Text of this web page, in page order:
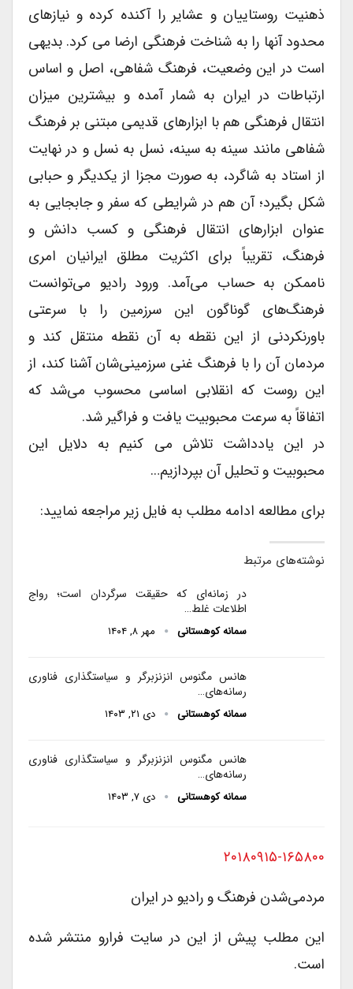
ذهنیت روستاییان و عشایر را آکنده کرده و نیازهای
محدود آنها را به شناخت فرهنگی ارضا می کرد. بدیهی
است در این وضعیت، فرهنگ شفاهی، اصل و اساس
ارتباطات در ایران به شمار آمده و بیشترین میزان
انتقال فرهنگی هم با ابزارهای قدیمی مبتنی بر فرهنگ
شفاهی مانند سینه به سینه، نسل به نسل و در نهایت
از استاد به شاگرد، به صورت مجزا از یکدیگر و حبابی
شکل بگیرد؛ آن هم در شرایطی که سفر و جابجایی به
عنوان ابزارهای انتقال فرهنگی و کسب دانش و
فرهنگ، تقریباً برای اکثریت مطلق ایرانیان امری
ناممکن به حساب می‌آمد. ورود رادیو می‌توانست
فرهنگ‌های گوناگون این سرزمین را با سرعتی
باورنکردنی از این نقطه به آن نقطه منتقل کند و
مردمان آن را با فرهنگ غنی سرزمینی‌شان آشنا کند، از
این روست که انقلابی اساسی محسوب می‌شد که
اتفاقاً به سرعت محبوبیت یافت و فراگیر شد.
در این یادداشت تلاش می کنیم به دلایل این
محبوبیت و تحلیل آن بپردازیم…
برای مطالعه ادامه مطلب به فایل زیر مراجعه نمایید:
نوشته‌های مرتبط
در زمانه‌ای که حقیقت سرگردان است؛ رواج
اطلاعات غلط…
سمانه کوهستانی مهر ۸, ۱۴۰۴
هانس مگنوس انزنزبرگر و سیاستگذاری فناوری
رسانه‌های…
سمانه کوهستانی دی ۲۱, ۱۴۰۳
هانس مگنوس انزنزبرگر و سیاستگذاری فناوری
رسانه‌های…
سمانه کوهستانی دی ۷, ۱۴۰۳
۲۰۱۸۰۹۱۵-۱۶۵۸۰۰
مردمی‌شدن فرهنگ و رادیو در ایران
این مطلب پیش از این در سایت فرارو منتشر شده
است.